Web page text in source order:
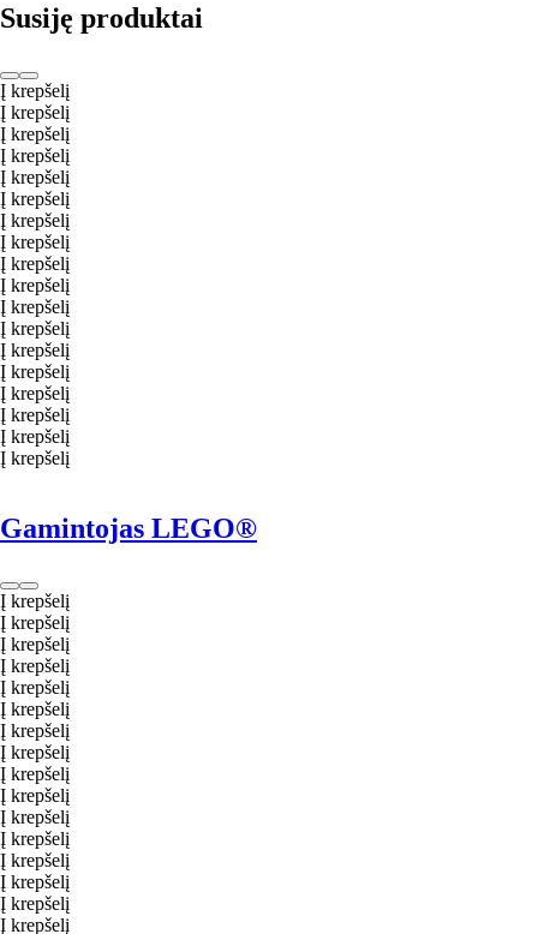
Susiję produktai
Į krepšelį
Į krepšelį
Į krepšelį
Į krepšelį
Į krepšelį
Į krepšelį
Į krepšelį
Į krepšelį
Į krepšelį
Į krepšelį
Į krepšelį
Į krepšelį
Į krepšelį
Į krepšelį
Į krepšelį
Į krepšelį
Į krepšelį
Į krepšelį
Gamintojas LEGO®
Į krepšelį
Į krepšelį
Į krepšelį
Į krepšelį
Į krepšelį
Į krepšelį
Į krepšelį
Į krepšelį
Į krepšelį
Į krepšelį
Į krepšelį
Į krepšelį
Į krepšelį
Į krepšelį
Į krepšelį
Į krepšelį